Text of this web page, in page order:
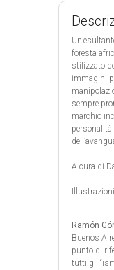
foresta
stilizzato
immagini
sempre
marchio
personalità
A cura di
Ramón
Buenos
punto di
tutti gli